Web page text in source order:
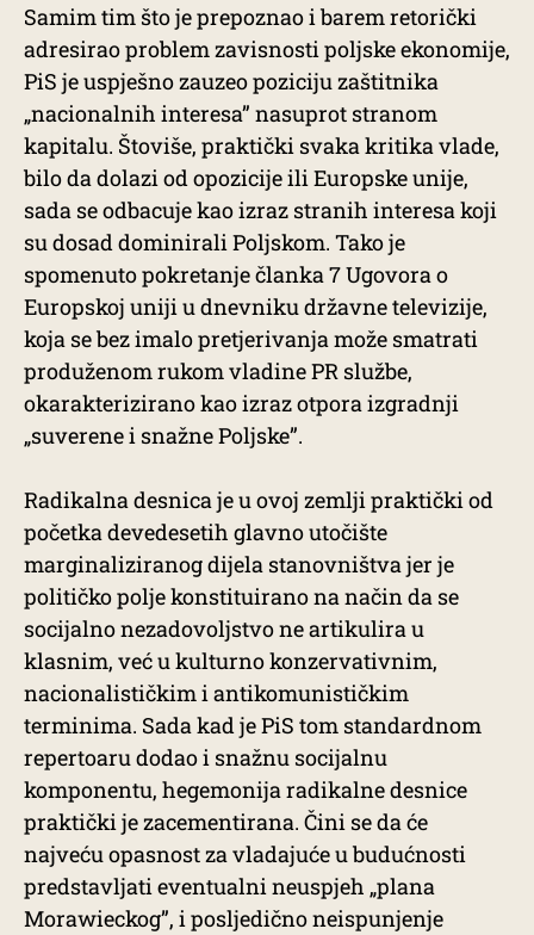
Samim tim što je prepoznao i barem retorički
adresirao problem zavisnosti poljske ekonomije,
PiS je uspješno zauzeo poziciju zaštitnika
„nacionalnih interesa” nasuprot stranom
kapitalu. Štoviše, praktički svaka kritika vlade,
bilo da dolazi od opozicije ili Europske unije,
sada se odbacuje kao izraz stranih interesa koji
su dosad dominirali Poljskom. Tako je
spomenuto pokretanje članka 7 Ugovora o
Europskoj uniji u dnevniku državne televizije,
koja se bez imalo pretjerivanja može smatrati
produženom rukom vladine PR službe,
okarakterizirano kao izraz otpora izgradnji
„suverene i snažne Poljske”.
Radikalna desnica je u ovoj zemlji praktički od
početka devedesetih glavno utočište
marginaliziranog dijela stanovništva jer je
političko polje konstituirano na način da se
socijalno nezadovoljstvo ne artikulira u
klasnim, već u kulturno konzervativnim,
nacionalističkim i antikomunističkim
terminima. Sada kad je PiS tom standardnom
repertoaru dodao i snažnu socijalnu
komponentu, hegemonija radikalne desnice
praktički je zacementirana. Čini se da će
najveću opasnost za vladajuće u budućnosti
predstavljati eventualni neuspjeh „plana
Morawieckog”, i posljedično neispunjenje